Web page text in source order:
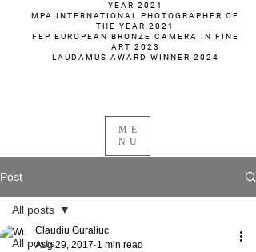
YEAR 2021
MPA INTERNATIONAL PHOTOGRAPHER OF
THE YEAR 2021
FEP EUROPEAN BRONZE CAMERA IN FINE
ART 2023
LAUDAMUS AWARD WINNER 2024
ME
NU
Post
All posts
All posts
Claudiu Guraliuc
Aug 29, 2017 1 min read